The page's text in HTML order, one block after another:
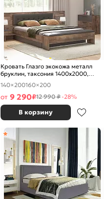
Кровать Глазго экокожа металл
бруклин, таксония 1400x2000,
изголовье мягкое
140×200160×200
от 9 290₽12 990 ₽-28%
В корзину